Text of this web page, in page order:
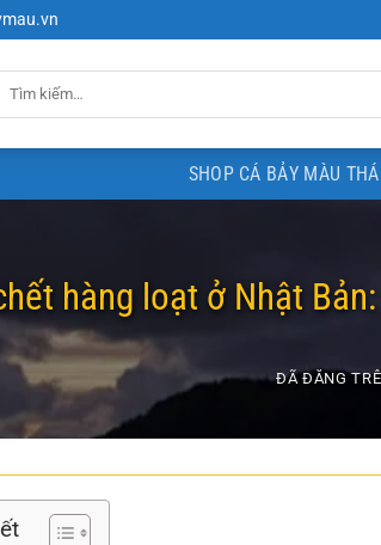
SHOP CÁ BẢY MÀU
hàng loạt ở Nhật
ĐÃ ĐĂNG